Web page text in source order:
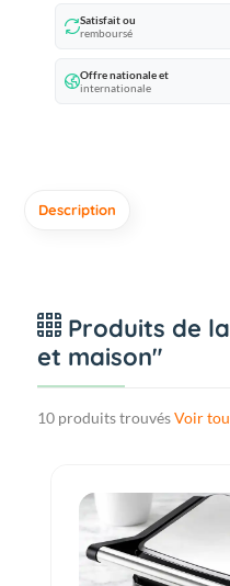
Satisfait ou
remboursé
Offre nationale et
internationale
Description
Produits de
et maison"
10 produits trouvésVoir